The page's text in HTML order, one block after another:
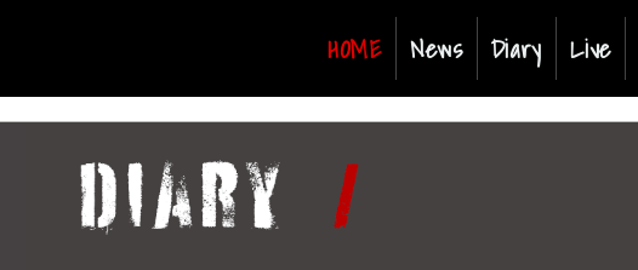
HOME(current)
News Diary Live